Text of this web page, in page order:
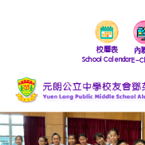
校曆表
School Calendar
內
E-